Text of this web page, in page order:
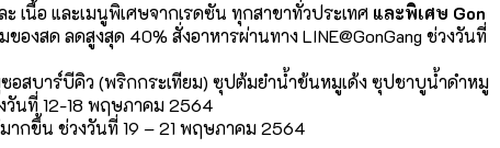
เนื้อ และเมนูพิเศษจากเรดซัน ทุกสาขาทั่วประเทศ และพิเศษ Gon
องสด ลดสูงสุด 40% สั่งอาหารผ่านทาง LINE@GonGang ช่วงวันที่
อสบาร์บีคิว (พริกกระเทียม) ซุปต้มยำน้ำข้นหมูเด้ง ซุปชาบูน้ำดำหมู
นที่ 12-18 พฤษภาคม 2564
ากขึ้น ช่วงวันที่ 19 – 21 พฤษภาคม 2564